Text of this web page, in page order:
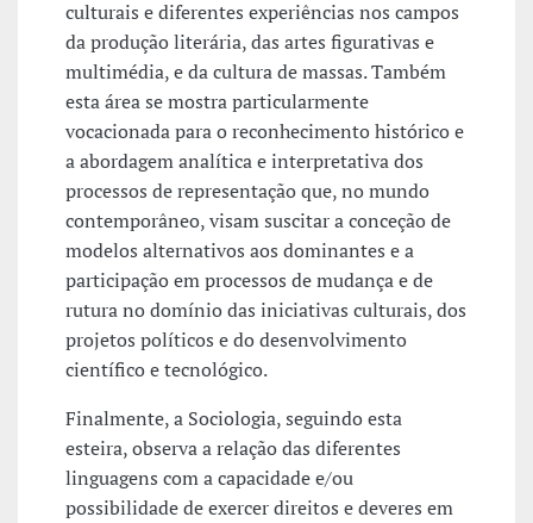
culturais e diferentes experiências nos campos
da produção literária, das artes figurativas e
multimédia, e da cultura de massas. Também
esta área se mostra particularmente
vocacionada para o reconhecimento histórico e
a abordagem analítica e interpretativa dos
processos de representação que, no mundo
contemporâneo, visam suscitar a conceção de
modelos alternativos aos dominantes e a
participação em processos de mudança e de
rutura no domínio das iniciativas culturais, dos
projetos políticos e do desenvolvimento
científico e tecnológico.
Finalmente, a Sociologia, seguindo esta
esteira, observa a relação das diferentes
linguagens com a capacidade e/ou
possibilidade de exercer direitos e deveres em